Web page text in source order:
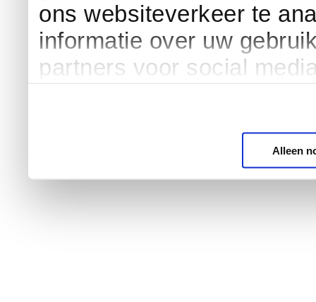
ons websiteverkeer te
informatie over uw
partners voor social
Alleen